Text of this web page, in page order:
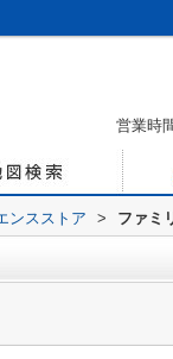
営業時
ンスストア > ファミ